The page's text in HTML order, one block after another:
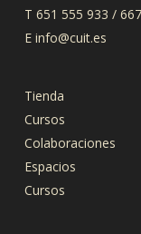
T 651 555 933 /
E info@cuit.es
Tienda
Cursos
Colaboraciones
Espacios
Cursos